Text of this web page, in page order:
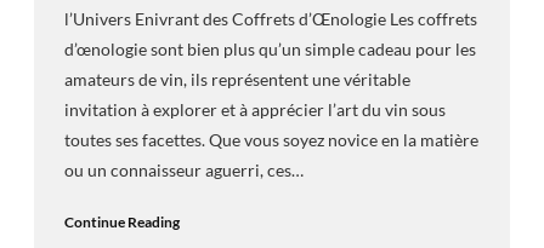
l’Univers Enivrant des Coffrets d’Œnologie Les coffrets
d’œnologie sont bien plus qu’un simple cadeau pour les
amateurs de vin, ils représentent une véritable
invitation à explorer et à apprécier l’art du vin sous
toutes ses facettes. Que vous soyez novice en la matière
ou un connaisseur aguerri, ces…
Continue Reading